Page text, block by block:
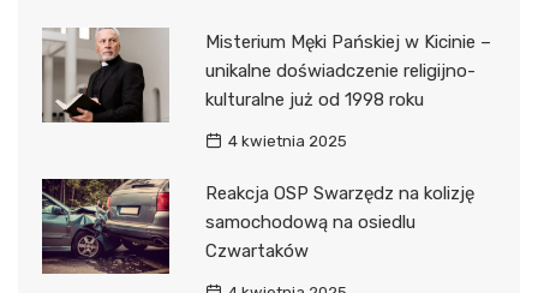
Misterium Męki Pańskiej w Kicinie –
unikalne doświadczenie religijno-
kulturalne już od 1998 roku
4 kwietnia 2025
Reakcja OSP Swarzędz na kolizję
samochodową na osiedlu
Czwartaków